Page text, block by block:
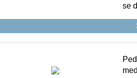
se